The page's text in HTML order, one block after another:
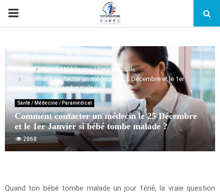
PRIMARY
Home
Santé / Médecine / Paramédical
Comment contacter un médecin le 25 Décembre et le 1er
Janvier si bébé tombe malade ?
Santé / Médecine / Paramédical
Comment contacter un médecin le 25 Décembre
et le 1er Janvier si bébé tombe malade ?
2868
Quand ton bébé tombe malade un jour férié, la vraie question